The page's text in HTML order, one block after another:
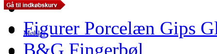
Møbler
Figurer Porcelæn Gips
B&G Fingerbøl